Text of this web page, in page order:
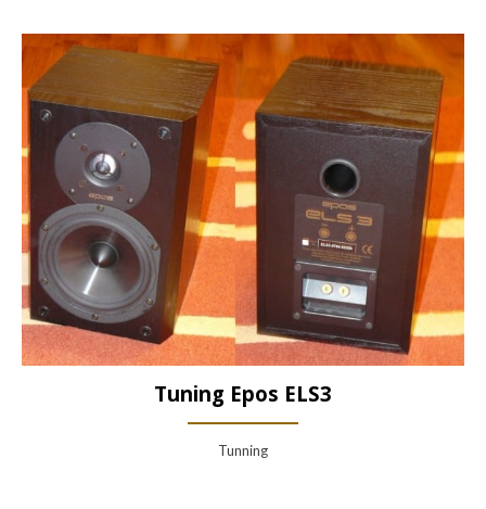
Tuning Epos ELS3
Tunning